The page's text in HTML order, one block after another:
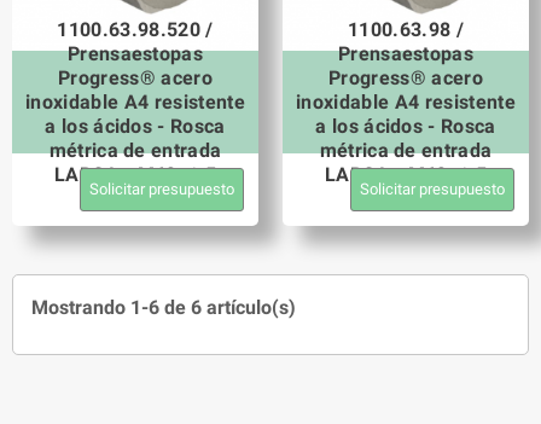
1100.63.98.520 /
Prensaestopas
Progress® acero
inoxidable A4 resistente
a los ácidos - Rosca
métrica de entrada
LARGA - M63x1.5
Solicitar presupuesto
1100.63.98 /
Prensaestopas
Progress® acero
inoxidable A4 resistente
a los ácidos - Rosca
métrica de entrada
LARGA - M63x1.5
Solicitar presupuesto
Mostrando 1-6 de 6 artículo(s)